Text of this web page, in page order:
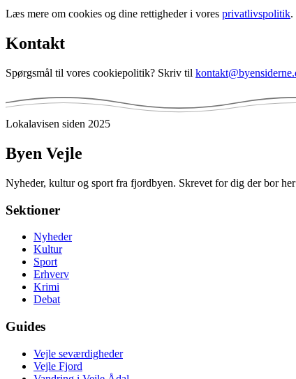
Læs mere om cookies og dine rettigheder i vores privatlivspolitik.
Kontakt
Spørgsmål til vores cookiepolitik? Skriv til
Lokalavisen siden 2025
Byen Vejle
Nyheder, kultur og sport fra fjordbyen. Skrevet for dig der bor
Sektioner
Nyheder
Kultur
Sport
Erhverv
Krimi
Debat
Guides
Vejle seværdigheder
Vejle Fjord